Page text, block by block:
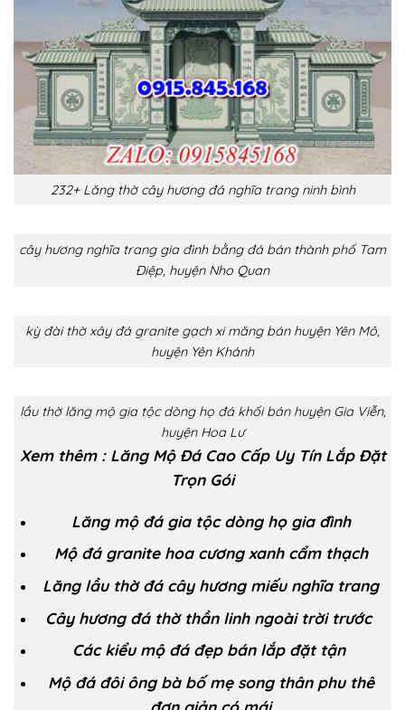
232+ Lăng thờ cây hương đá nghĩa trang ninh bình
cây hương nghĩa trang gia đình bằng đá bán thành phố Tam
Điệp, huyện Nho Quan
kỳ đài thờ xây đá granite gạch xi măng bán huyện Yên Mô,
huyện Yên Khánh
lầu thờ lăng mộ gia tộc dòng họ đá khối bán huyện Gia Viễn,
huyện Hoa Lư
Xem thêm : Lăng Mộ Đá Cao Cấp Uy Tín Lắp Đặt
Trọn Gói
Lăng mộ đá gia tộc dòng họ gia đình
Mộ đá granite hoa cương xanh cẩm thạch
Lăng lầu thờ đá cây hương miếu nghĩa trang
Cây hương đá thờ thần linh ngoài trời trước
Các kiểu mộ đá đẹp bán lắp đặt tận
Mộ đá đôi ông bà bố mẹ song thân phu thê